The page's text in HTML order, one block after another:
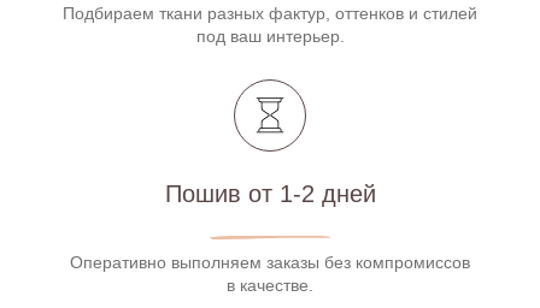
Подбираем ткани разных фактур, оттенков и стилей
под ваш интерьер.
Пошив от 1-2 дней
Оперативно выполняем заказы без компромиссов
в качестве.